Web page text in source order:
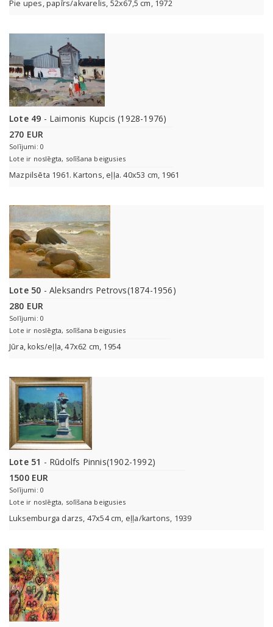
Pie upes, papīrs/akvarelis, 52x67,5 cm, 1972
Lote 49 - Laimonis Kupcis (1928-1976)
270 EUR
Solījumi: 0
Lote ir noslēgta, solīšana beigusies
Mazpilsēta 1961. Kartons, eļļa. 40x53 cm, 1961
Lote 50 - Aleksandrs Petrovs(1874-1956)
280 EUR
Solījumi: 0
Lote ir noslēgta, solīšana beigusies
Jūra, koks/eļļa, 47x62 cm, 1954
Lote 51 - Rūdolfs Pinnis(1902-1992)
1500 EUR
Solījumi: 0
Lote ir noslēgta, solīšana beigusies
Luksemburga darzs, 47x54 cm, eļļa/kartons, 1939